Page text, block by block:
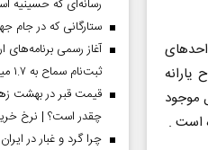
موجود
است .
رسانه‌ای که حسینیه
ستارگانی که در جام جهانی ۲۰۲۶ بازی
ثبت‌نام سماح به ۱.۷ میلیون نفر رسید
چقدر است؟ | نرخ
چرا گرد و غبار در